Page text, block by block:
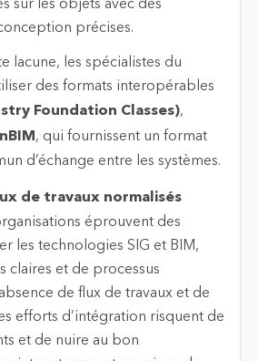
sur les objets avec des
précises.
lacune, les spécialistes du
des formats interopérables
Foundation Classes),
, qui fournissent un format
d’échange entre les systèmes.
de travaux normalisés
éprouvent des
les technologies SIG et BIM,
claires et de processus
de flux de travaux et de
efforts d’intégration risquent de
et de nuire au bon